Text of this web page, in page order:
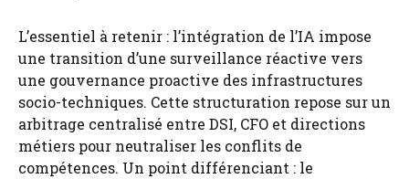
L’essentiel à retenir : l’intégration de l’IA impose
une transition d’une surveillance réactive vers
une gouvernance proactive des infrastructures
socio-techniques. Cette structuration repose sur un
arbitrage centralisé entre DSI, CFO et directions
métiers pour neutraliser les conflits de
compétences. Un point différenciant : le